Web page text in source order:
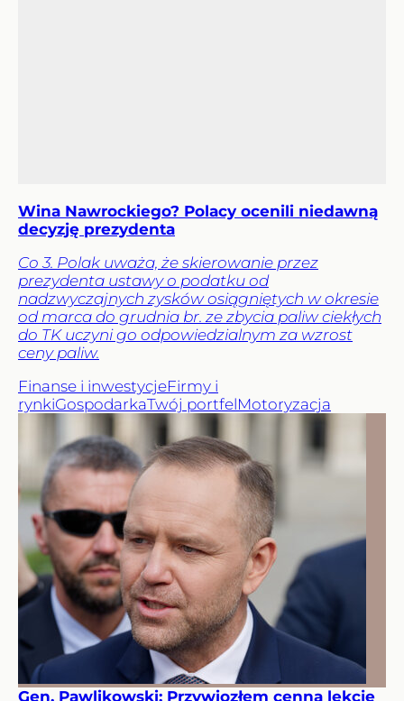
Wina Nawrockiego? Polacy ocenili niedawną
decyzję prezydenta
Co 3. Polak uważa, że skierowanie przez
prezydenta ustawy o podatku od
nadzwyczajnych zysków osiągniętych w okresie
od marca do grudnia br. ze zbycia paliw ciekłych
do TK uczyni go odpowiedzialnym za wzrost
ceny paliw.
Finanse i inwestycjeFirmy i
rynkiGospodarkaTwój portfelMotoryzacja
Gen. Pawlikowski: Przywiozłem cenną lekcję